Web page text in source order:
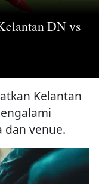
DN vs
Kelantan
dan venue.